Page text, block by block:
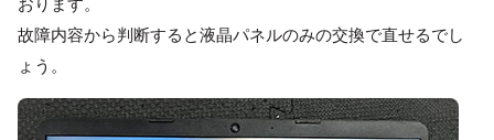
故障内容から判断すると液晶パネルのみの交換で直せるでし
ょう。